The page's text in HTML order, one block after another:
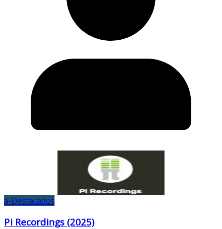
a-Destacados
Pi Recordings (2025)